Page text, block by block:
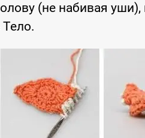
(не набивая